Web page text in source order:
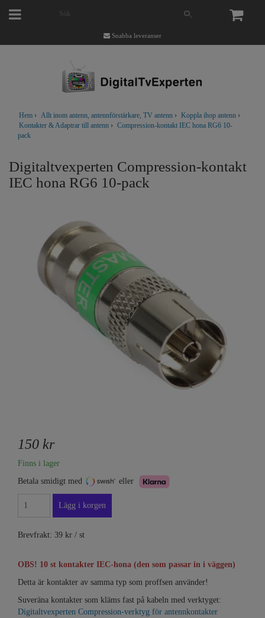
Snabba leveranser
Hem › Allt inom antenn, antennförstärkare, TV antenn › Koppla ihop antenn ›
Kontakter & Adaptrar till antenn › Compression-kontakt IEC hona RG6 10-
pack
Digitaltvexperten Compression-kontakt
IEC hona RG6 10-pack
150 kr
Finns i lager
Betala smidigt med
eller
Brevfrakt: 39 kr / st
OBS! 10 st kontakter IEC-hona (den som passar in i väggen)
Detta är kontakter av samma typ som proffsen använder!
Suveräna kontakter som kläms fast på kabeln med verktyget:
Digitaltvexperten Compression-verktyg för antennkontakter